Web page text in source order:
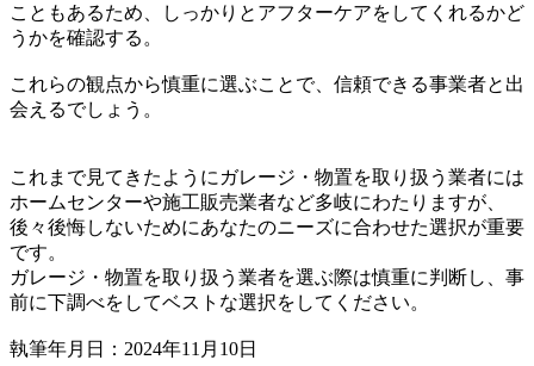
こともあるため、しっかりとアフターケアをしてくれるかど
うかを確認する。
これらの観点から慎重に選ぶことで、信頼できる事業者と出
会えるでしょう。
これまで見てきたようにガレージ・物置を取り扱う業者には
ホームセンターや施工販売業者など多岐にわたりますが、
後々後悔しないためにあなたのニーズに合わせた選択が重要
です。
ガレージ・物置を取り扱う業者を選ぶ際は慎重に判断し、事
前に下調べをしてベストな選択をしてください。
執筆年月日：2024年11月10日